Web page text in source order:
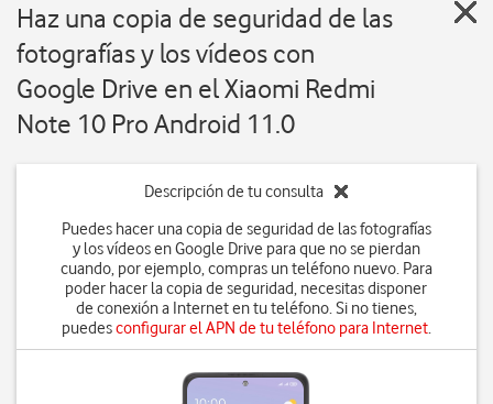
Haz una copia de seguridad de las
fotografías y los vídeos con
Google Drive en el Xiaomi Redmi
Note 10 Pro Android 11.0
Descripción de tu consulta
Puedes hacer una copia de seguridad de las fotografías
y los vídeos en Google Drive para que no se pierdan
cuando, por ejemplo, compras un teléfono nuevo. Para
poder hacer la copia de seguridad, necesitas disponer
de conexión a Internet en tu teléfono. Si no tienes,
puedesconfigurar el APN de tu teléfono para Internet.